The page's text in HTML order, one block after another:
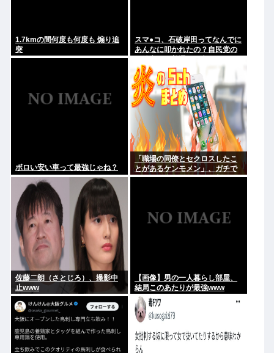
1.7kmの間何度も何度も 煽り追
突
スマ●コ、石破岸田ってなんでに
あんなに叩かれたの？自民党の
ボロい安い車って最強じゃね？
「職場の同僚とセクロスしたこ
とがあるケンモメン」、ガチで
一人も存在しないことが判明
佐藤二朗（さとじろ）、撮影中
止www
【画像】男の一人暮らし部屋、
結局このあたりが最強www